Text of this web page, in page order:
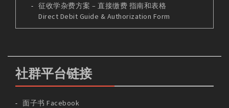
征收学杂费方案 – 直接缴费 指南和表格
Direct Debit Guide & Authorization Form
社群平台链接
面子书 Facebook